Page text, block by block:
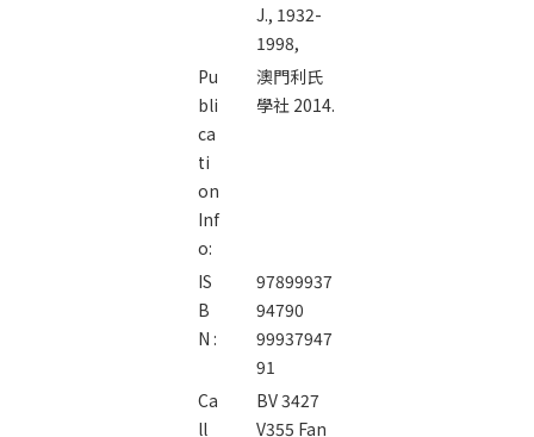
J., 1932-
1998,
Pu
bli
ca
ti
on
Inf
o:
澳門利氏
學社 2014.
IS
B
N :
97899937
94790
99937947
91
Ca
ll
BV 3427
V355 Fan